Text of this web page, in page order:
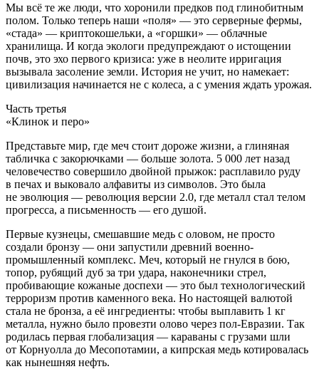
Мы всё те же люди, что хоронили предков под глинобитным
полом. Только теперь наши «поля» — это серверные фермы,
«стада» — криптокошельки, а «горшки» — облачные
хранилища. И когда экологи предупреждают о истощении
почв, это эхо первого кризиса: уже в неолите ирригация
вызывала засоление земли. История не учит, но намекает:
цивилизация начинается не с колеса, а с умения ждать урожая.
Часть третья
«Клинок и перо»
Представьте мир, где меч стоит дороже жизни, а глиняная
табличка с закорючками — больше золота. 5 000 лет назад
человечество совершило двойной прыжок: расплавило руду
в печах и выковало алфавиты из символов. Это была
не эволюция — революция версии 2.0, где металл стал телом
прогресса, а письменность — его душой.
Первые кузнецы, смешавшие медь с оловом, не просто
создали бронзу — они запустили древний военно-
промышленный комплекс. Меч, который не гнулся в бою,
топор, рубящий дуб за три удара, наконечники стрел,
пробивающие кожаные доспехи — это был технологический
терроризм против каменного века. Но настоящей валютой
стала не бронза, а её ингредиенты: чтобы выплавить 1 кг
металла, нужно было провезти олово через пол-Евразии. Так
родилась первая глобализация — караваны с грузами шли
от Корнуолла до Месопотамии, а кипрская медь котировалась
как нынешняя нефть.